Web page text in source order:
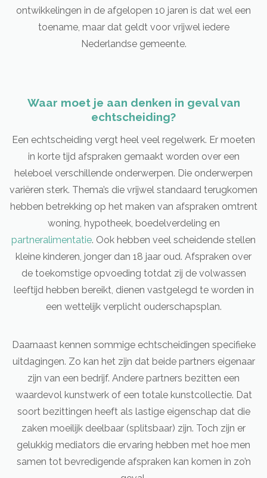
ontwikkelingen in de afgelopen 10 jaren is dat wel een
toename, maar dat geldt voor vrijwel iedere
Nederlandse gemeente.
Waar moet je aan denken in geval van
echtscheiding?
Een echtscheiding vergt heel veel regelwerk. Er moeten
in korte tijd afspraken gemaakt worden over een
heleboel verschillende onderwerpen. Die onderwerpen
variëren sterk. Thema’s die vrijwel standaard terugkomen
hebben betrekking op het maken van afspraken omtrent
woning, hypotheek, boedelverdeling en
partneralimentatie. Ook hebben veel scheidende stellen
kleine kinderen, jonger dan 18 jaar oud. Afspraken over
de toekomstige opvoeding totdat zij de volwassen
leeftijd hebben bereikt, dienen vastgelegd te worden in
een wettelijk verplicht ouderschapsplan.
Daarnaast kennen sommige echtscheidingen specifieke
uitdagingen. Zo kan het zijn dat beide partners eigenaar
zijn van een bedrijf. Andere partners bezitten een
waardevol kunstwerk of een totale kunstcollectie. Dat
soort bezittingen heeft als lastige eigenschap dat die
zaken moeilijk deelbaar (splitsbaar) zijn. Toch zijn er
gelukkig mediators die ervaring hebben met hoe men
samen tot bevredigende afspraken kan komen in zo’n